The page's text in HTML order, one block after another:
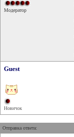
Модератор
Guest
Новичок
Отправка ответа: